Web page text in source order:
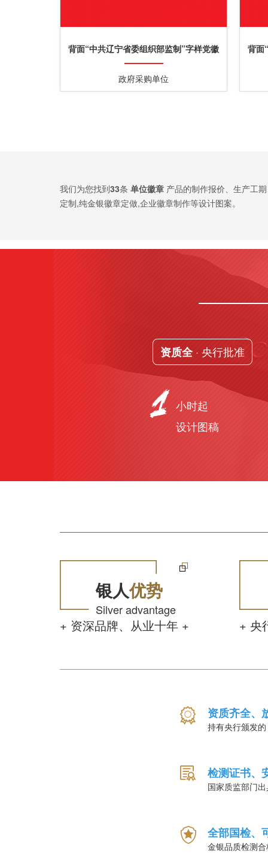
背面“中共辽宁省委组织部监制”字样党徽
党员徽章
政府采购单位
背面
我们为您找到33条 单位徽章 产品的制作报价、生产工
定制,纯金银徽章定做,企业徽章制作等设计图案。
资质全· 央行批准
小时起
设计图稿
银人优势
Silver advantage
+ 资深品牌、从业十年 + + 央
资质齐全、
持有央行颁发
检测证书、
国家质监部门
全部国检、
金银品质检测